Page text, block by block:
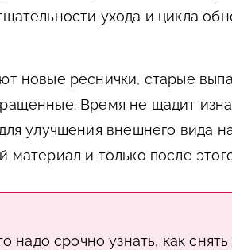
ухода и цикла
новые реснички, старые
Время не щадит
улучшения внешнего вида
материал и только после
надо срочно узнать, как